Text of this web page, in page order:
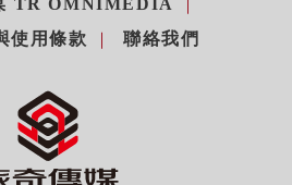
TR OMNIMEDIA
使用條款
聯絡我們